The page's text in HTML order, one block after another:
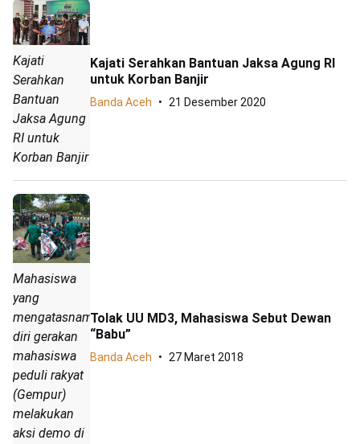
Kajati
Serahkan
Bantuan
Jaksa Agung
RI untuk
Korban Banjir
Kajati Serahkan Bantuan Jaksa Agung RI
untuk Korban Banjir
Banda Aceh 21 Desember 2020
Mahasiswa
yang
mengatasnamakan
diri gerakan
mahasiswa
peduli rakyat
(Gempur)
melakukan
aksi demo di
Tolak UU MD3, Mahasiswa Sebut Dewan
“Babu”
Banda Aceh 27 Maret 2018